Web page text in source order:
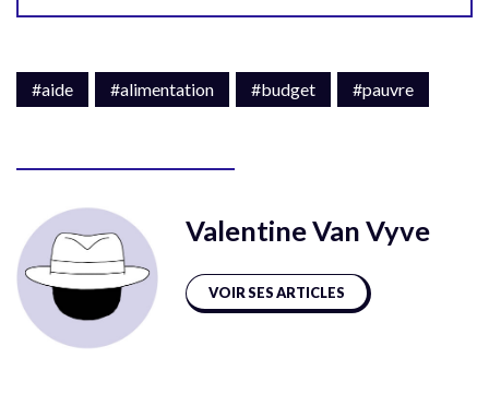
#aide #alimentation #budget #pauvre
Valentine Van Vyve
VOIR SES ARTICLES